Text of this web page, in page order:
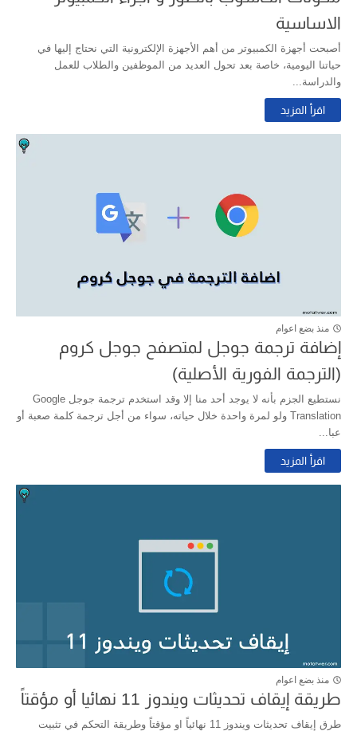
الاساسية
أصبحت أجهزة الكمبيوتر من أهم الأجهزة الإلكترونية التي نحتاج إليها في
حياتنا اليومية، خاصة بعد تحول العديد من الموظفين والطلاب للعمل
والدراسة...
اقرأ المزيد
منذ بضع اعوام
إضافة ترجمة جوجل لمتصفح جوجل كروم
(الترجمة الفورية الأصلية)
نستطيع الجزم بأنه لا يوجد أحد منا إلا وقد استخدم ترجمة جوجل Google
Translation ولو لمرة واحدة خلال حياته، سواء من أجل ترجمة كلمة صعبة أو
عبا...
اقرأ المزيد
منذ بضع اعوام
طريقة إيقاف تحديثات ويندوز 11 نهائيا أو مؤقتاً
طرق إيقاف تحديثات ويندوز 11 نهائياً او مؤقتاً وطريقة التحكم في تثبيت